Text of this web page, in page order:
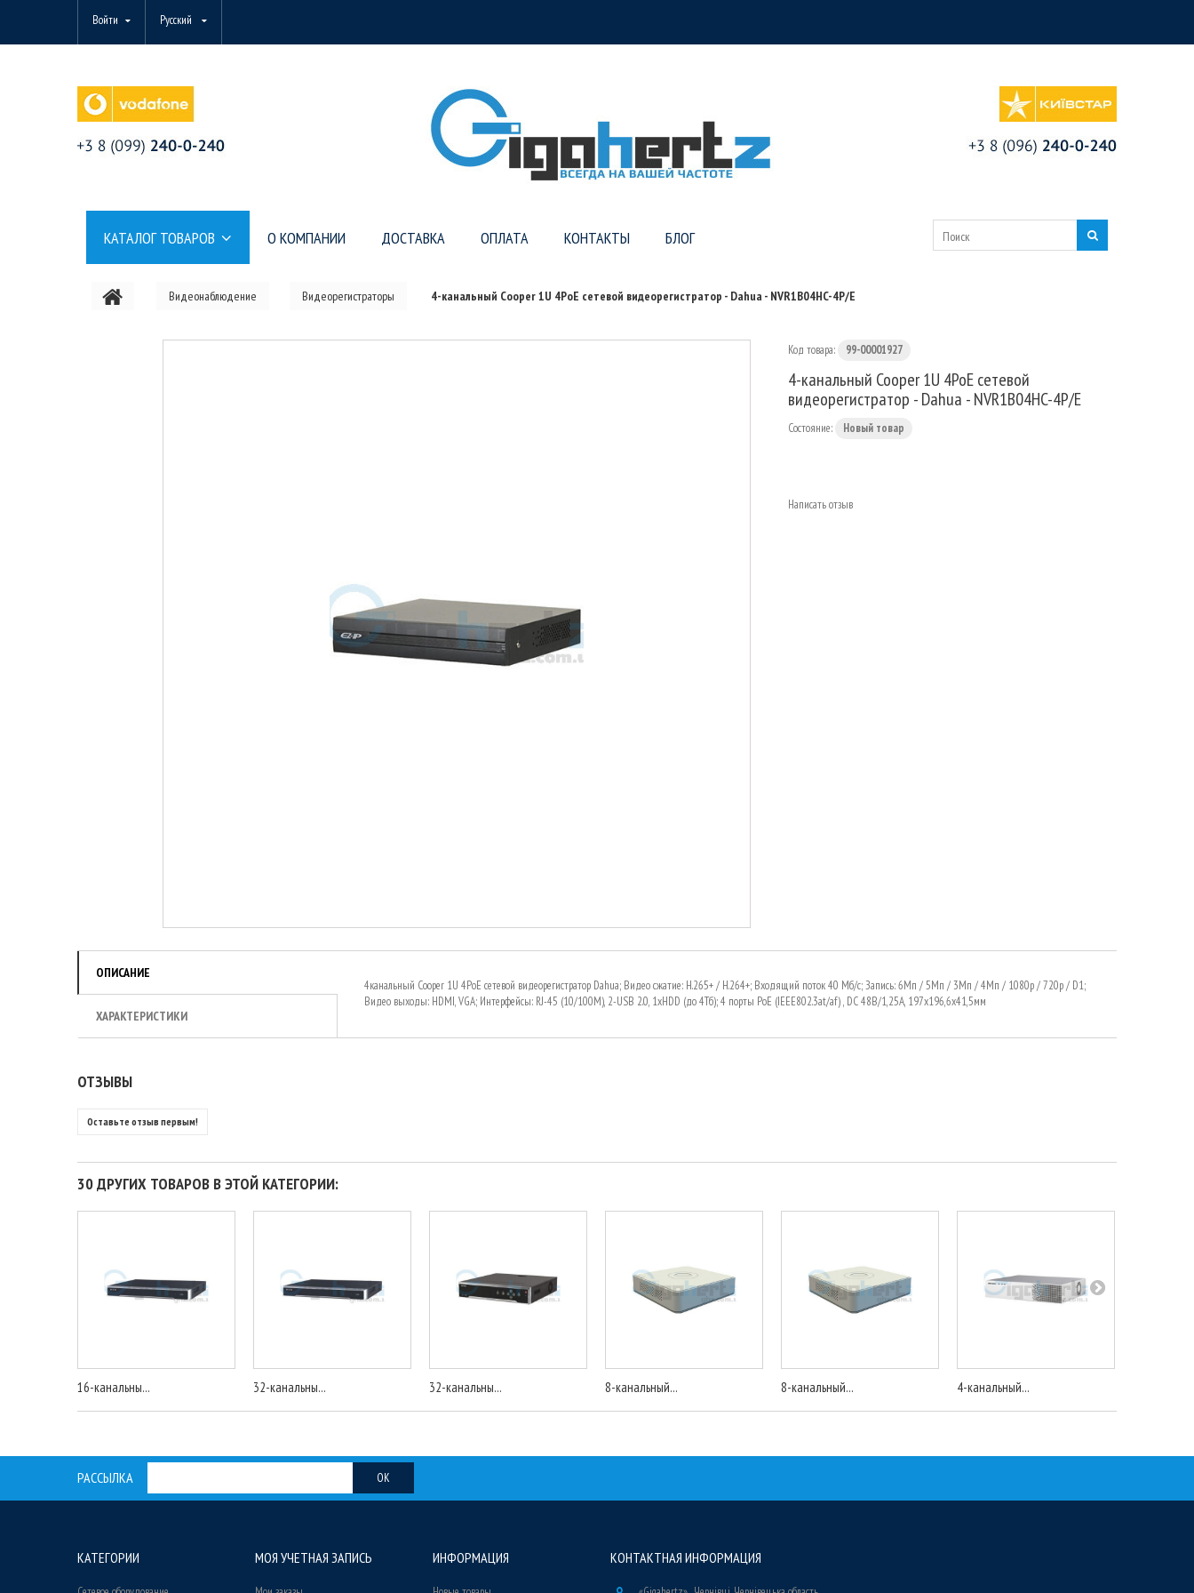
Войти Русский
КАТАЛОГ ТОВАРОВ О КОМПАНИИ ДОСТАВКА ОПЛАТА КОНТАКТЫ БЛОГ
Видеонаблюдение Видеорегистраторы 4-канальный Cooper 1U 4PoE сетевой видеорегистратор - Dahua - NVR1B04HC-4P/E
Код товара: 99-00001927
4-канальный Cooper 1U 4PoE сетевой
видеорегистратор - Dahua - NVR1B04HC-4P/E
Состояние: Новый товар
Написать отзыв
ОПИСАНИЕ
ХАРАКТЕРИСТИКИ
4канальный Cooper 1U 4PoE сетевой видеорегистратор Dahua; Видео сжатие: H.265+ / H.264+; Входящий поток 40 Мб/с; Запись: 6Мп / 5Мп / 3Мп / 4Мп / 1080р / 720p / D1;
Видео выходы: HDMI, VGA; Интерфейсы: RJ-45 (10/100М), 2-USB 2.0, 1хHDD (до 4Тб); 4 порты PoE (IEEE802.3at/af) , DC 48В/1,25A, 197х196,6х41,5мм
ОТЗЫВЫ
Оставьте отзыв первым!
30 ДРУГИХ ТОВАРОВ В ЭТОЙ КАТЕГОРИИ:
16-канальны... 32-канальны... 32-канальны... 8-канальный... 8-канальный... 4-канальный...
РАССЫЛКА OK
КАТЕГОРИИ МОЯ УЧЕТНАЯ ЗАПИСЬ ИНФОРМАЦИЯ КОНТАКТНАЯ ИНФОРМАЦИЯ